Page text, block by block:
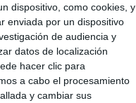
dispositivo, como cookies, y
enviada por un dispositivo
de audiencia y
datos de localización
hacer clic para
a cabo el procesamiento
y cambiar sus